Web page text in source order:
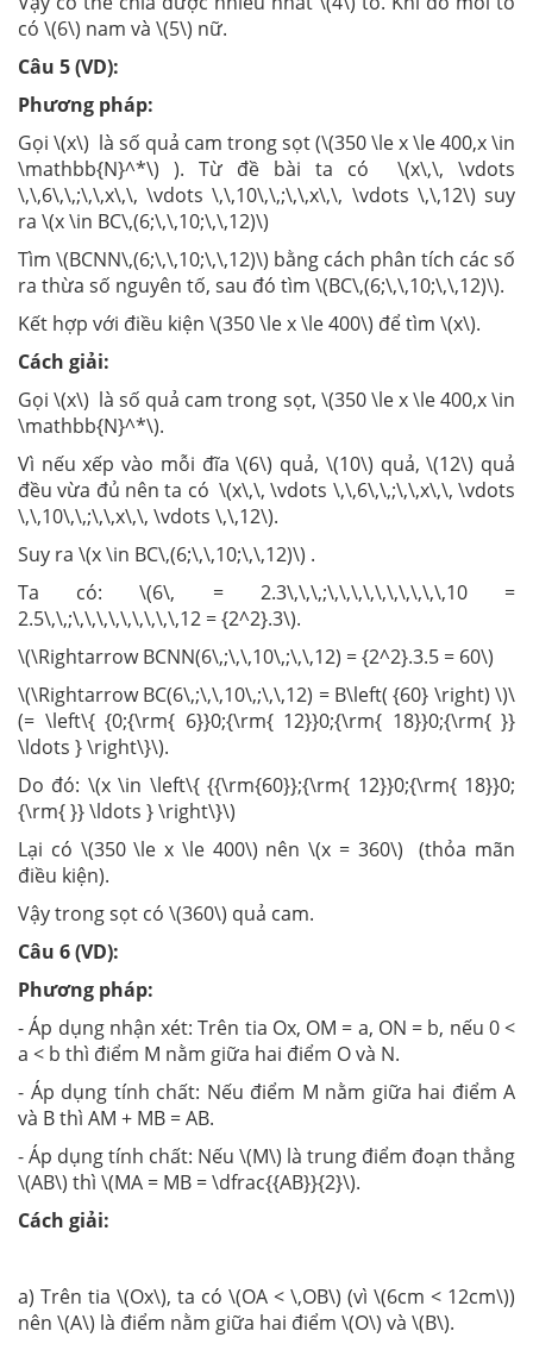
có \(6\) nam và \(5\) nữ.
Câu 5 (VD):
Phương pháp:
Gọi \(x\) là số quả cam trong sọt (\(350 \le x \le 400,x \in
\mathbb{N}^*\) ). Từ đề bài ta có \(x\,\, \vdots
\,\,6\,\,;\,\,x\,\, \vdots \,\,10\,\,;\,\,x\,\, \vdots \,\,12\) suy
ra \(x \in BC\,(6;\,\,10;\,\,12)\)
Tìm \(BCNN\,(6;\,\,10;\,\,12)\) bằng cách phân tích các số
ra thừa số nguyên tố, sau đó tìm \(BC\,(6;\,\,10;\,\,12)\).
Kết hợp với điều kiện \(350 \le x \le 400\) để tìm \(x\).
Cách giải:
Gọi \(x\) là số quả cam trong sọt, \(350 \le x \le 400,x \in
\mathbb{N}^*\).
Vì nếu xếp vào mỗi đĩa \(6\) quả, \(10\) quả, \(12\) quả
đều vừa đủ nên ta có \(x\,\, \vdots \,\,6\,\,;\,\,x\,\, \vdots
\,\,10\,\,;\,\,x\,\, \vdots \,\,12\).
Suy ra \(x \in BC\,(6;\,\,10;\,\,12)\) .
Ta có: \(6\, = 2.3\,\,\,;\,\,\,\,\,\,\,\,\,\,10 =
2.5\,\,;\,\,\,\,\,\,\,\,\,12 = {2^2}.3\).
\(\Rightarrow BCNN(6\,;\,\,10\,;\,\,12) = {2^2}.3.5 = 60\)
\(\Rightarrow BC(6\,;\,\,10\,;\,\,12) = B\left( {60} \right) \)\
(= \left\{ {0;{\rm{ 6}}0;{\rm{ 12}}0;{\rm{ 18}}0;{\rm{ }}
\ldots } \right\}\).
Do đó: \(x \in \left\{ {{\rm{60}};{\rm{ 12}}0;{\rm{ 18}}0;
{\rm{ }} \ldots } \right\}\)
Lại có \(350 \le x \le 400\) nên \(x = 360\) (thỏa mãn
điều kiện).
Vậy trong sọt có \(360\) quả cam.
Câu 6 (VD):
Phương pháp:
- Áp dụng nhận xét: Trên tia Ox, OM = a, ON = b, nếu 0 <
a < b thì điểm M nằm giữa hai điểm O và N.
- Áp dụng tính chất: Nếu điểm M nằm giữa hai điểm A
và B thì AM + MB = AB.
- Áp dụng tính chất: Nếu \(M\) là trung điểm đoạn thẳng
\(AB\) thì \(MA = MB = \dfrac{{AB}}{2}\).
Cách giải:
a) Trên tia \(Ox\), ta có \(OA < \,OB\) (vì \(6cm < 12cm\))
nên \(A\) là điểm nằm giữa hai điểm \(O\) và \(B\).